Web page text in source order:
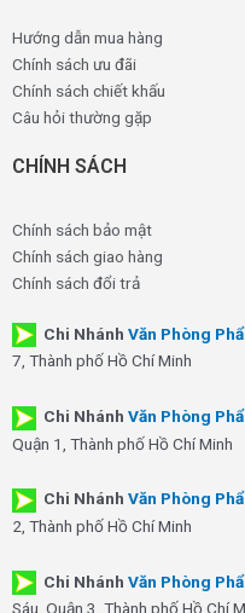
Hướng dẫn mua hàng
Chính sách ưu đãi
Chính sách chiết khấu
Câu hỏi thường gặp
CHÍNH SÁCH
Chính sách bảo mật
Chính sách giao hàng
Chính sách đổi trả
Chi Nhánh Văn Phòng
7, Thành phố Hồ Chí Minh
Chi Nhánh Văn Phòng
Quận 1, Thành phố Hồ Chí Minh
Chi Nhánh Văn Phòng
2, Thành phố Hồ Chí Minh
Chi Nhánh Văn Phòng
Sáu, Quận 3, Thành phố Hồ Chí